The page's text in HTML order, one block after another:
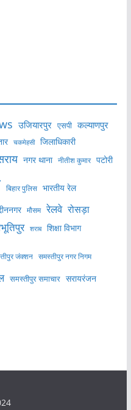
उजियारपुर एसपी कल्याणपुर
चकमेहसी जिलाधिकारी
नगर थाना नीतीश कुमार पटोरी
बिहार पुलिस भारतीय रेल
मौसम रेलवे रोसड़ा
शराब शिक्षा विभाग
जंक्शन समस्तीपुर नगर निगम
समस्तीपुर समाचार सरायरंजन